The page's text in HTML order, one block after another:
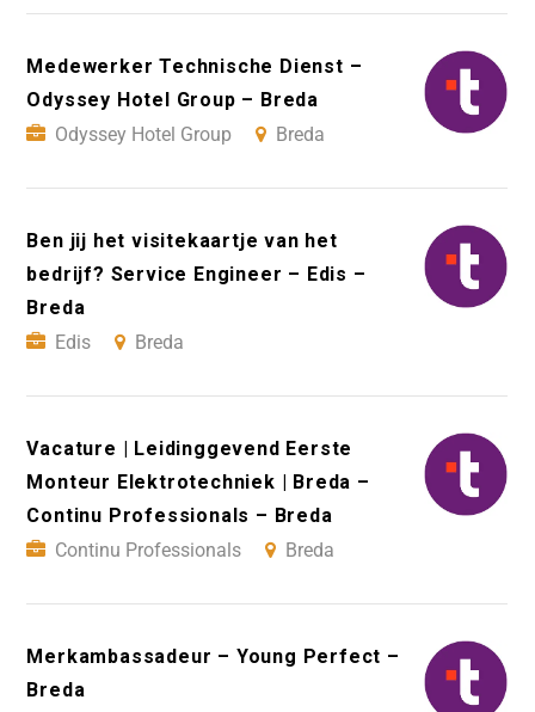
Medewerker Technische Dienst –
Odyssey Hotel Group – Breda
Odyssey Hotel Group
Breda
Ben jij het visitekaartje van het
bedrijf? Service Engineer – Edis –
Breda
Edis
Breda
Vacature | Leidinggevend Eerste
Monteur Elektrotechniek | Breda –
Continu Professionals – Breda
Continu Professionals
Breda
Merkambassadeur – Young Perfect –
Breda